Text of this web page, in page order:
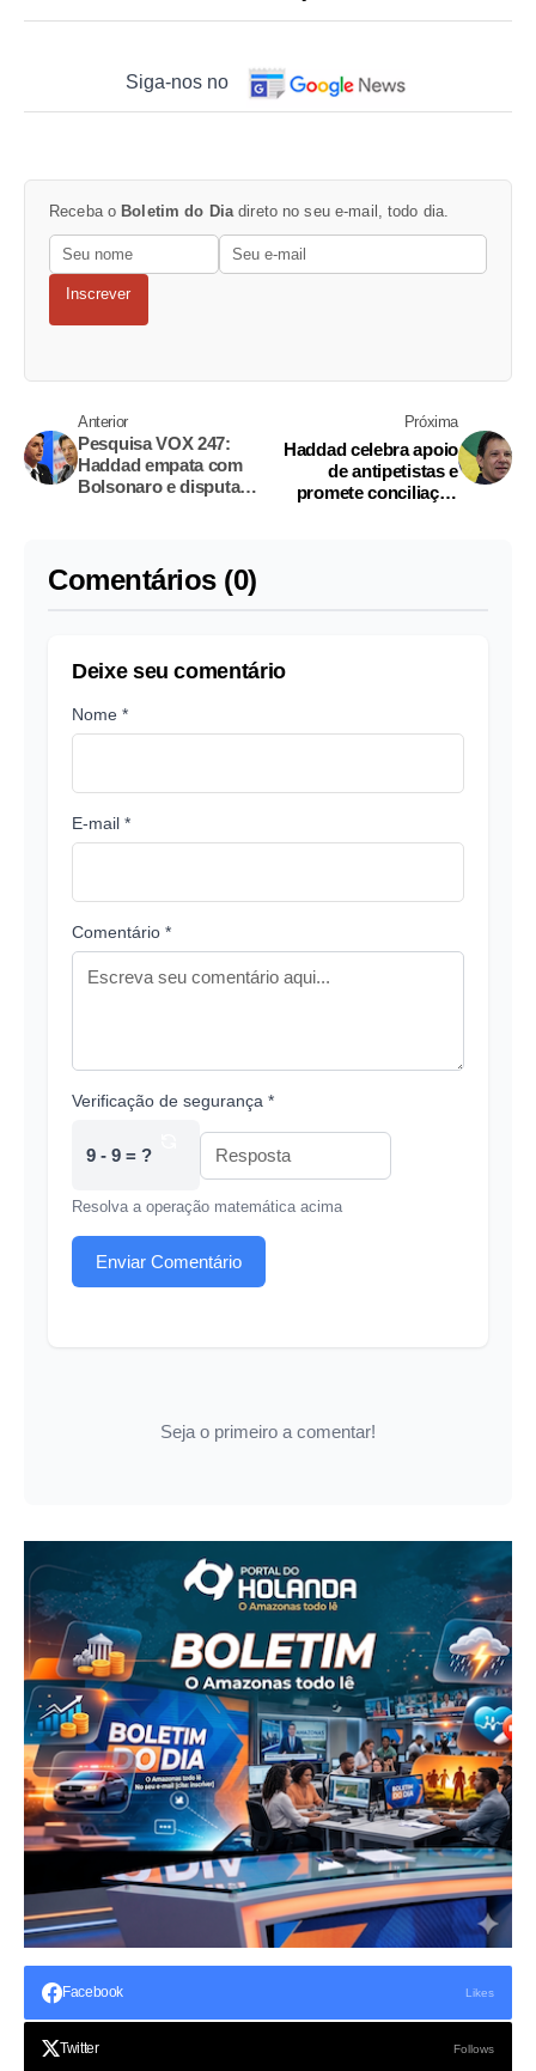
Siga-nos no
Receba o Boletim do Diadireto no seu e-mail, todo dia.
Inscrever
Anterior
Pesquisa VOX 247:
Haddad empata com
Bolsonaro e disputa
Próxima
Haddad celebra apoio
de antipetistas e
promete conciliação
Comentários (0)
Deixe seu comentário
Nome *
E-mail *
Comentário *
Verificação de segurança *
9 - 9 = ?
Resolva a operação matemática acima
Enviar Comentário
Seja o primeiro a comentar!
Facebook Likes
Twitter Follows